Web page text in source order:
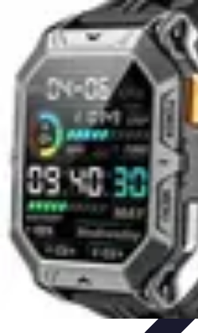
Volley Direct
Stratégies et TechniquesEntraînement
Stratégies Entraînement et Technique
Volley Direct